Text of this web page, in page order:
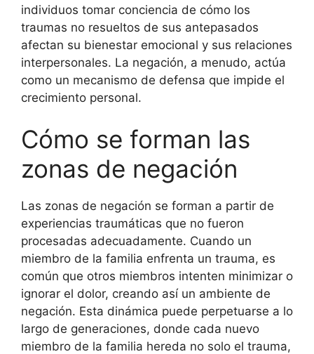
individuos tomar conciencia de cómo los
traumas no resueltos de sus antepasados
afectan su bienestar emocional y sus relaciones
interpersonales. La negación, a menudo, actúa
como un mecanismo de defensa que impide el
crecimiento personal.
Cómo se forman las
zonas de negación
Las zonas de negación se forman a partir de
experiencias traumáticas que no fueron
procesadas adecuadamente. Cuando un
miembro de la familia enfrenta un trauma, es
común que otros miembros intenten minimizar o
ignorar el dolor, creando así un ambiente de
negación. Esta dinámica puede perpetuarse a lo
largo de generaciones, donde cada nuevo
miembro de la familia hereda no solo el trauma,